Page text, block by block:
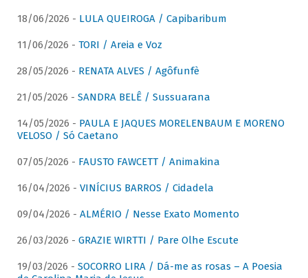
18/06/2026 - LULA QUEIROGA / Capibaribum
11/06/2026 - TORI / Areia e Voz
28/05/2026 - RENATA ALVES / Agôfunfè
21/05/2026 - SANDRA BELÊ / Sussuarana
14/05/2026 - PAULA E JAQUES MORELENBAUM E MORENO
VELOSO / Só Caetano
07/05/2026 - FAUSTO FAWCETT / Animakina
16/04/2026 - VINÍCIUS BARROS / Cidadela
09/04/2026 - ALMÉRIO / Nesse Exato Momento
26/03/2026 - GRAZIE WIRTTI / Pare Olhe Escute
19/03/2026 - SOCORRO LIRA / Dá-me as rosas – A Poesia